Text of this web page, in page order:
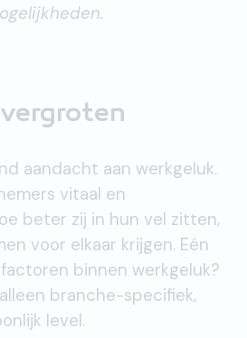
aandacht aan werkgeluk.
vitaal en
beter zij in hun vel zitten,
voor elkaar krijgen. Eén
binnen werkgeluk?
branche-specifiek,
level.